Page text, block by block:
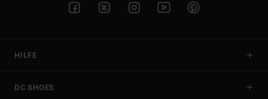
HILFE
DC SHOES